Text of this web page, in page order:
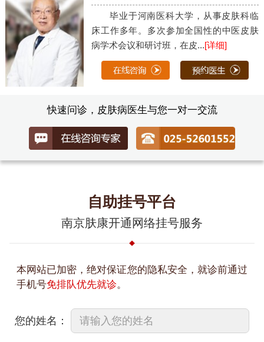
毕业于河南医科大学，从事皮肤科临
床工作多年。多次参加全国性的中医皮肤
病学术会议和研讨班，在皮...[详细]
快速问诊，皮肤病医生与您一对一交流
自助挂号平台
南京肤康开通网络挂号服务
本网站已加密，绝对保证您的隐私安全，就诊前通过
手机号免排队优先就诊。
您的姓名：